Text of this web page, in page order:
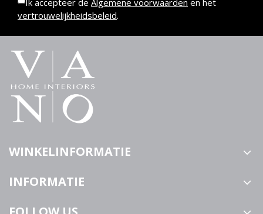
Ik accepteer de Algemene voorwaarden en het
vertrouwelijkheidsbeleid.
WINKELINFORMATIE
INFORMATIE